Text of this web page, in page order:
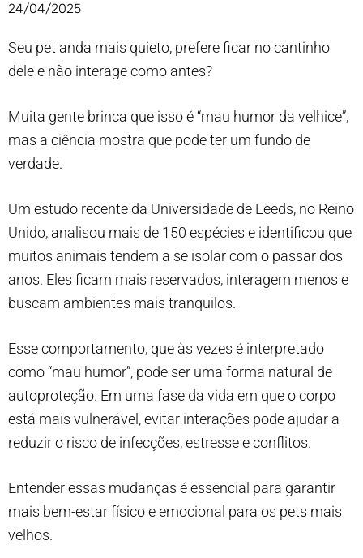
24/04/2025
Seu pet anda mais quieto, prefere ficar no cantinho
dele e não interage como antes?
Muita gente brinca que isso é “mau humor da velhice”,
mas a ciência mostra que podeter um fundo de
verdade.
Um estudo recente da Universidade de Leeds, no Reino
Unido, analisou mais de 150 espécies e identificou que
muitos animais tendem a se isolar com o passar dos
anos. Eles ficam mais reservados, interagem menos e
buscam ambientes mais tranquilos.
Esse comportamento, que às vezes é interpretado
como “mau humor”, pode ser uma forma natural de
autoproteção. Em uma fase da vida em que o corpo
está mais vulnerável, evitar interações pode ajudar a
reduzir o risco de infecções, estresse e conflitos.
Entender essas mudanças é essencial para garantir
mais bem-estar físico e emocional para os pets mais
velhos.